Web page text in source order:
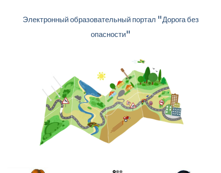
Электронный образовательный портал "Дорога без
опасности"